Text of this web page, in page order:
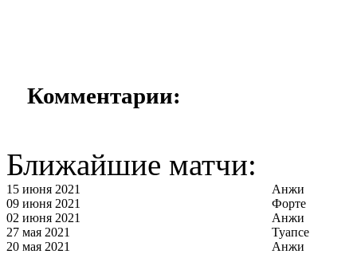
Комментарии:
Ближайшие матчи:
15 июня 2021
Анжи
09 июня 2021
Форте
02 июня 2021
Анжи
27 мая 2021
Туапсе
20 мая 2021
Анжи